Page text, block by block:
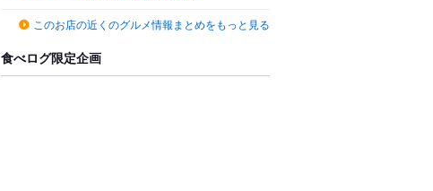
このお店の近くのグルメ情報まとめをもっと見る
食べログ限定企画